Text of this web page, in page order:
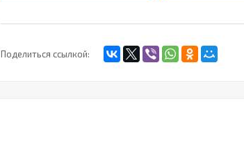
Поделиться ссылкой: